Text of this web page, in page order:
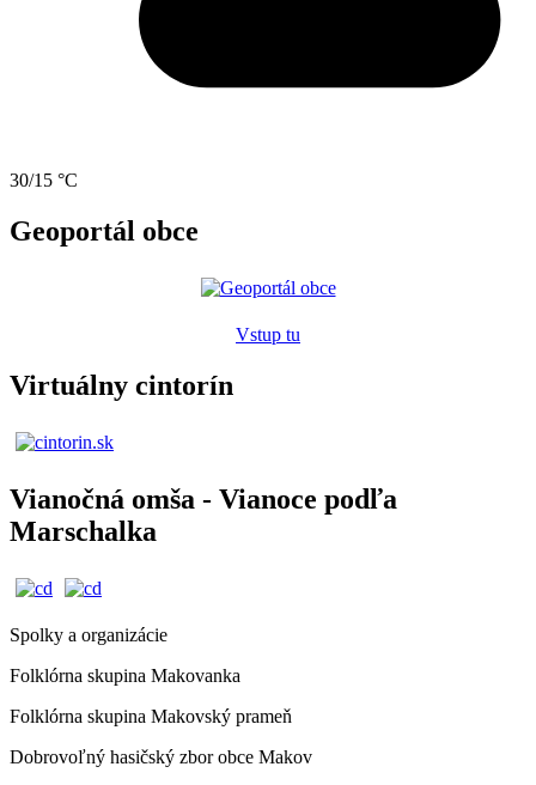
30/15 °C
Geoportál obce
Vstup tu
Virtuálny cintorín
Vianočná omša - Vianoce podľa
Marschalka
Spolky a organizácie
Folklórna skupina Makovanka
Folklórna skupina Makovský prameň
Dobrovoľný hasičský zbor obce Makov